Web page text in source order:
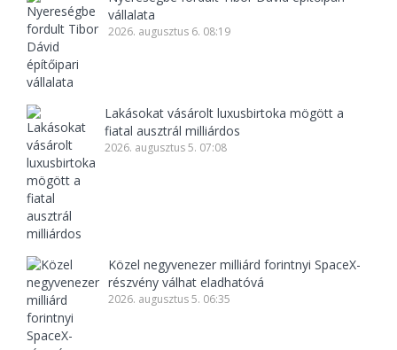
vállalata
2026. augusztus 6. 08:19
Lakásokat vásárolt luxusbirtoka mögött a
fiatal ausztrál milliárdos
2026. augusztus 5. 07:08
Közel negyvenezer milliárd forintnyi SpaceX-
részvény válhat eladhatóvá
2026. augusztus 5. 06:35